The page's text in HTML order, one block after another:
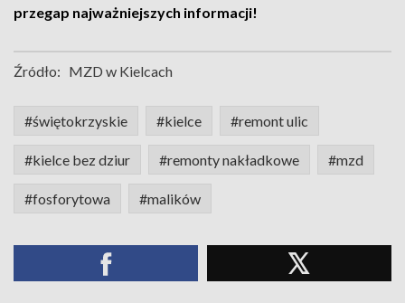
przegap najważniejszych informacji!
Źródło: MZD w Kielcach
#świętokrzyskie #kielce #remont ulic
#kielce bez dziur #remonty nakładkowe #mzd
#fosforytowa #malików